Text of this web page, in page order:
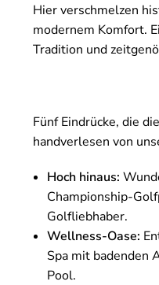
Hier verschmelzen
modernem Komfort.
Tradition und
Fünf Eindrücke, die
handverlesen von
Hoch hinaus:
Championship-
Golfliebhaber.
Wellness-Oase:
Spa mit badenden
Pool.